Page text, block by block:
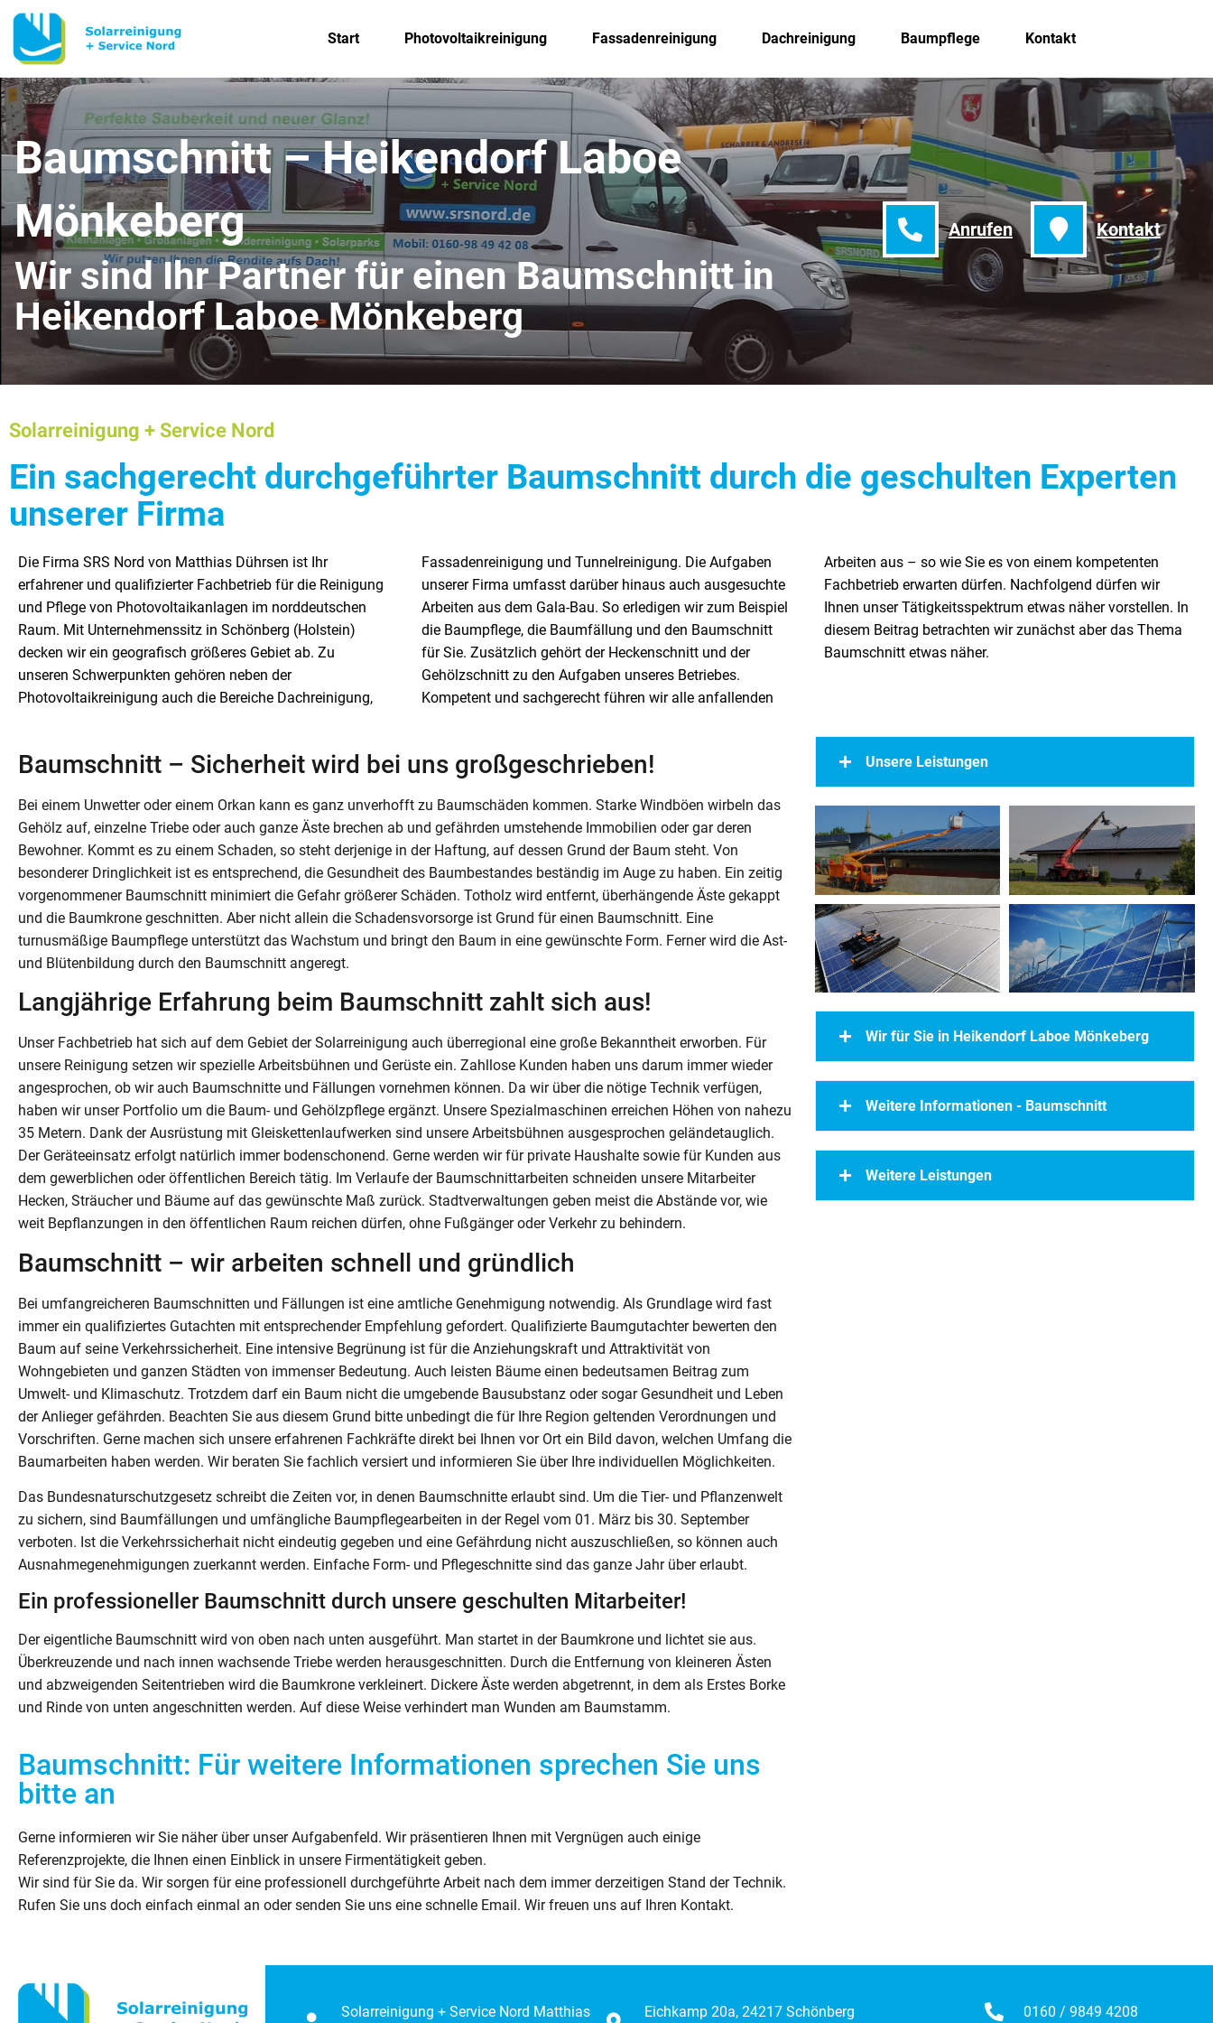
Start Photovoltaikreinigung Fassadenreinigung Dachreinigung Baumpflege Kontakt
Baumschnitt – Heikendorf Laboe
Mönkeberg
Wir sind Ihr Partner für einen Baumschnitt in
Heikendorf Laboe Mönkeberg
Anrufen Kontakt
Solarreinigung + Service Nord
Ein sachgerecht durchgeführter Baumschnitt durch die geschulten Experten
unserer Firma
Die Firma SRS Nord von Matthias Dührsen ist Ihr
erfahrener und qualifizierter Fachbetrieb für die Reinigung
und Pflege von Photovoltaikanlagen im norddeutschen
Raum. Mit Unternehmenssitz in Schönberg (Holstein)
decken wir ein geografisch größeres Gebiet ab. Zu
unseren Schwerpunkten gehören neben der
Photovoltaikreinigung auch die Bereiche Dachreinigung,
Fassadenreinigung und Tunnelreinigung. Die Aufgaben
unserer Firma umfasst darüber hinaus auch ausgesuchte
Arbeiten aus dem Gala-Bau. So erledigen wir zum Beispiel
die Baumpflege, die Baumfällung und den Baumschnitt
für Sie. Zusätzlich gehört der Heckenschnitt und der
Gehölzschnitt zu den Aufgaben unseres Betriebes.
Kompetent und sachgerecht führen wir alle anfallenden
Arbeiten aus – so wie Sie es von einem kompetenten
Fachbetrieb erwarten dürfen. Nachfolgend dürfen wir
Ihnen unser Tätigkeitsspektrum etwas näher vorstellen. In
diesem Beitrag betrachten wir zunächst aber das Thema
Baumschnitt etwas näher.
Baumschnitt – Sicherheit wird bei uns großgeschrieben!
Bei einem Unwetter oder einem Orkan kann es ganz unverhofft zu Baumschäden kommen. Starke Windböen wirbeln das
Gehölz auf, einzelne Triebe oder auch ganze Äste brechen ab und gefährden umstehende Immobilien oder gar deren
Bewohner. Kommt es zu einem Schaden, so steht derjenige in der Haftung, auf dessen Grund der Baum steht. Von
besonderer Dringlichkeit ist es entsprechend, die Gesundheit des Baumbestandes beständig im Auge zu haben. Ein zeitig
vorgenommener Baumschnitt minimiert die Gefahr größerer Schäden. Totholz wird entfernt, überhängende Äste gekappt
und die Baumkrone geschnitten. Aber nicht allein die Schadensvorsorge ist Grund für einen Baumschnitt. Eine
turnusmäßige Baumpflege unterstützt das Wachstum und bringt den Baum in eine gewünschte Form. Ferner wird die Ast-
und Blütenbildung durch den Baumschnitt angeregt.
Langjährige Erfahrung beim Baumschnitt zahlt sich aus!
Unser Fachbetrieb hat sich auf dem Gebiet der Solarreinigung auch überregional eine große Bekanntheit erworben. Für
unsere Reinigung setzen wir spezielle Arbeitsbühnen und Gerüste ein. Zahllose Kunden haben uns darum immer wieder
angesprochen, ob wir auch Baumschnitte und Fällungen vornehmen können. Da wir über die nötige Technik verfügen,
haben wir unser Portfolio um die Baum- und Gehölzpflege ergänzt. Unsere Spezialmaschinen erreichen Höhen von nahezu
35 Metern. Dank der Ausrüstung mit Gleiskettenlaufwerken sind unsere Arbeitsbühnen ausgesprochen geländetauglich.
Der Geräteeinsatz erfolgt natürlich immer bodenschonend. Gerne werden wir für private Haushalte sowie für Kunden aus
dem gewerblichen oder öffentlichen Bereich tätig. Im Verlaufe der Baumschnittarbeiten schneiden unsere Mitarbeiter
Hecken, Sträucher und Bäume auf das gewünschte Maß zurück. Stadtverwaltungen geben meist die Abstände vor, wie
weit Bepflanzungen in den öffentlichen Raum reichen dürfen, ohne Fußgänger oder Verkehr zu behindern.
Baumschnitt – wir arbeiten schnell und gründlich
Bei umfangreicheren Baumschnitten und Fällungen ist eine amtliche Genehmigung notwendig. Als Grundlage wird fast
immer ein qualifiziertes Gutachten mit entsprechender Empfehlung gefordert. Qualifizierte Baumgutachter bewerten den
Baum auf seine Verkehrssicherheit. Eine intensive Begrünung ist für die Anziehungskraft und Attraktivität von
Wohngebieten und ganzen Städten von immenser Bedeutung. Auch leisten Bäume einen bedeutsamen Beitrag zum
Umwelt- und Klimaschutz. Trotzdem darf ein Baum nicht die umgebende Bausubstanz oder sogar Gesundheit und Leben
der Anlieger gefährden. Beachten Sie aus diesem Grund bitte unbedingt die für Ihre Region geltenden Verordnungen und
Vorschriften. Gerne machen sich unsere erfahrenen Fachkräfte direkt bei Ihnen vor Ort ein Bild davon, welchen Umfang die
Baumarbeiten haben werden. Wir beraten Sie fachlich versiert und informieren Sie über Ihre individuellen Möglichkeiten.
Das Bundesnaturschutzgesetz schreibt die Zeiten vor, in denen Baumschnitte erlaubt sind. Um die Tier- und Pflanzenwelt
zu sichern, sind Baumfällungen und umfängliche Baumpflegearbeiten in der Regel vom 01. März bis 30. September
verboten. Ist die Verkehrssicherhait nicht eindeutig gegeben und eine Gefährdung nicht auszuschließen, so können auch
Ausnahmegenehmigungen zuerkannt werden. Einfache Form- und Pflegeschnitte sind das ganze Jahr über erlaubt.
Ein professioneller Baumschnitt durch unsere geschulten Mitarbeiter!
Der eigentliche Baumschnitt wird von oben nach unten ausgeführt. Man startet in der Baumkrone und lichtet sie aus.
Überkreuzende und nach innen wachsende Triebe werden herausgeschnitten. Durch die Entfernung von kleineren Ästen
und abzweigenden Seitentrieben wird die Baumkrone verkleinert. Dickere Äste werden abgetrennt, in dem als Erstes Borke
und Rinde von unten angeschnitten werden. Auf diese Weise verhindert man Wunden am Baumstamm.
Baumschnitt: Für weitere Informationen sprechen Sie uns
bitte an
Gerne informieren wir Sie näher über unser Aufgabenfeld. Wir präsentieren Ihnen mit Vergnügen auch einige
Referenzprojekte, die Ihnen einen Einblick in unsere Firmentätigkeit geben.
Wir sind für Sie da. Wir sorgen für eine professionell durchgeführte Arbeit nach dem immer derzeitigen Stand der Technik.
Rufen Sie uns doch einfach einmal an oder senden Sie uns eine schnelle Email. Wir freuen uns auf Ihren Kontakt.
Unsere Leistungen
Wir für Sie in Heikendorf Laboe Mönkeberg
Weitere Informationen - Baumschnitt
Weitere Leistungen
Solarreinigung + Service Nord Matthias Eichkamp 20a, 24217 Schönberg 0160 / 9849 4208